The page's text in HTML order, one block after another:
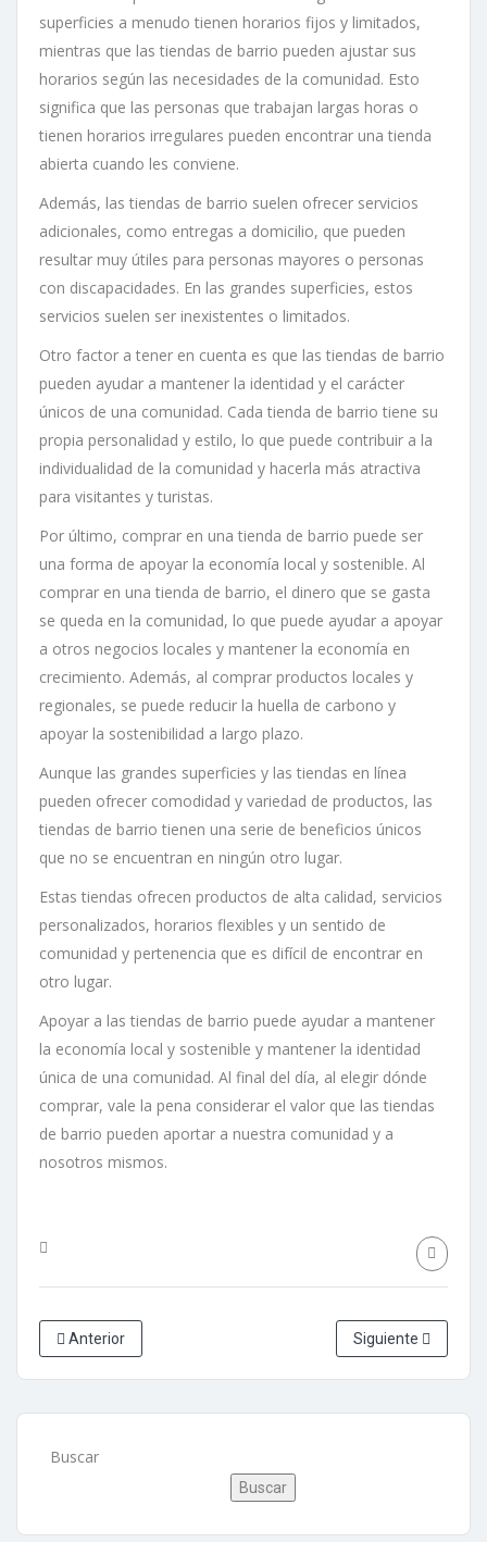
superficies a menudo tienen horarios fijos y limitados,
mientras que las tiendas de barrio pueden ajustar sus
horarios según las necesidades de la comunidad. Esto
significa que las personas que trabajan largas horas o
tienen horarios irregulares pueden encontrar una tienda
abierta cuando les conviene.
Además, las tiendas de barrio suelen ofrecer servicios
adicionales, como entregas a domicilio, que pueden
resultar muy útiles para personas mayores o personas
con discapacidades. En las grandes superficies, estos
servicios suelen ser inexistentes o limitados.
Otro factor a tener en cuenta es que las tiendas de barrio
pueden ayudar a mantener la identidad y el carácter
únicos de una comunidad. Cada tienda de barrio tiene su
propia personalidad y estilo, lo que puede contribuir a la
individualidad de la comunidad y hacerla más atractiva
para visitantes y turistas.
Por último, comprar en una tienda de barrio puede ser
una forma de apoyar la economía local y sostenible. Al
comprar en una tienda de barrio, el dinero que se gasta
se queda en la comunidad, lo que puede ayudar a apoyar
a otros negocios locales y mantener la economía en
crecimiento. Además, al comprar productos locales y
regionales, se puede reducir la huella de carbono y
apoyar la sostenibilidad a largo plazo.
Aunque las grandes superficies y las tiendas en línea
pueden ofrecer comodidad y variedad de productos, las
tiendas de barrio tienen una serie de beneficios únicos
que no se encuentran en ningún otro lugar.
Estas tiendas ofrecen productos de alta calidad, servicios
personalizados, horarios flexibles y un sentido de
comunidad y pertenencia que es difícil de encontrar en
otro lugar.
Apoyar a las tiendas de barrio puede ayudar a mantener
la economía local y sostenible y mantener la identidad
única de una comunidad. Al final del día, al elegir dónde
comprar, vale la pena considerar el valor que las tiendas
de barrio pueden aportar a nuestra comunidad y a
nosotros mismos.
Anterior Siguiente
Buscar
Buscar